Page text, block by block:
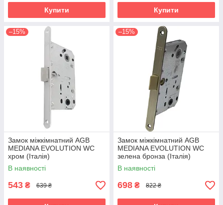
Купити Купити
–15%
Замок міжкімнатний AGB
MEDIANA EVOLUTION WC
хром (Італія)
В наявності
543 ₴ 639 ₴
–15%
Замок міжкімнатний AGB
MEDIANA EVOLUTION WC
зелена бронза (Італія)
В наявності
698 ₴ 822 ₴